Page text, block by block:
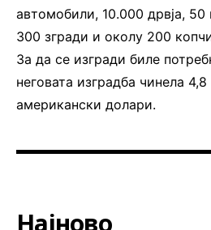
автомобили, 10.000 дрвја, 50
300 згради и околу 200
За да се изгради биле
неговата изградба чинела
американски долари.
Најново